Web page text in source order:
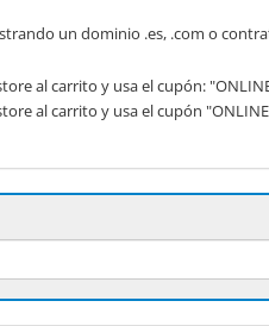
un dominio .es, .com o
al carrito y usa el cupón:
al carrito y usa el cupón